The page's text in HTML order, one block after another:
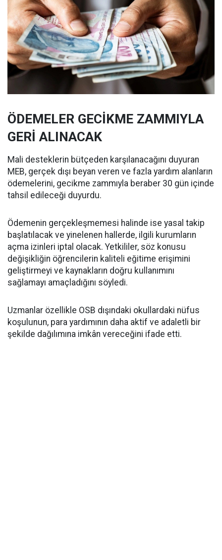
ÖDEMELER GECİKME ZAMMIYLA
GERİ ALINACAK
Mali desteklerin bütçeden karşılanacağını duyuran
MEB, gerçek dışı beyan veren ve fazla yardım alanların
ödemelerini, gecikme zammıyla beraber 30 gün içinde
tahsil edileceği duyurdu.
Ödemenin gerçekleşmemesi halinde ise yasal takip
başlatılacak ve yinelenen hallerde, ilgili kurumların
açma izinleri iptal olacak. Yetkililer, söz konusu
değişikliğin öğrencilerin kaliteli eğitime erişimini
geliştirmeyi ve kaynakların doğru kullanımını
sağlamayı amaçladığını söyledi.
Uzmanlar özellikle OSB dışındaki okullardaki nüfus
koşulunun, para yardımının daha aktif ve adaletli bir
şekilde dağılımına imkân vereceğini ifade etti.